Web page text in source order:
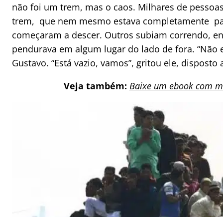
não foi um trem, mas o caos. Milhares de
trem, que nem mesmo estava completamente
começaram a descer. Outros subiam correndo,
pendurava em algum lugar do lado de fora.
Gustavo. “Está vazio, vamos”, gritou ele,
Veja também: Baixe um ebook com